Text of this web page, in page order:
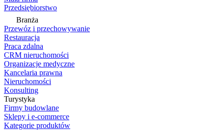
Przedsiębiorstwo
Branża
Przewóz i przechowywanie
Restauracja
Praca zdalna
CRM nieruchomości
Organizacje medyczne
Kancelaria prawna
Nieruchomości
Konsulting
Turystyka
Firmy budowlane
Sklepy i e-commerce
Kategorie produktów